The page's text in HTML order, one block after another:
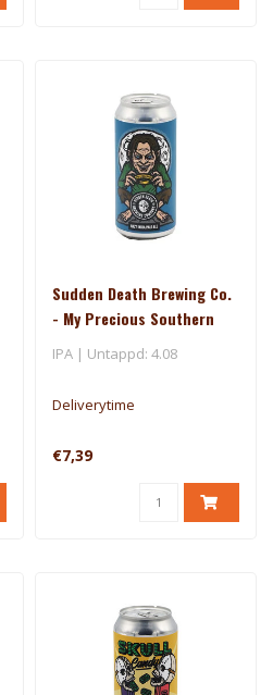
Sudden Death Brewing Co.
- My Precious Southern
Cross
IPA | Untappd: 4.08
Deliverytime
€7,39